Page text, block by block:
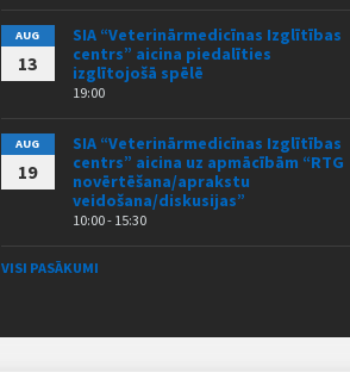
AUG
13
SIA “Veterinārmedicīnas Izglītības
centrs” aicina piedalīties
izglītojošā spēlē
19:00
AUG
19
SIA “Veterinārmedicīnas Izglītības
centrs” aicina uz apmācībām “RTG
novērtēšana/aprakstu
veidošana/diskusijas”
10:00 - 15:30
VISI PASĀKUMI